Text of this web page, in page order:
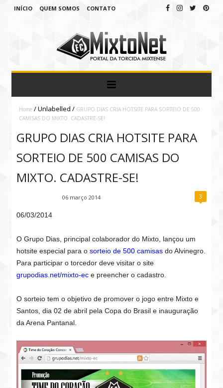
INÍCIO QUEM SOMOS CONTATO
Home /Unlabelled/ GRUPO DIAS CRIA HOTSITE PARA SORTEIO DE 500
CAMISAS DO MIXTO. CADASTRE-SE!
GRUPO DIAS CRIA HOTSITE PARA
SORTEIO DE 500 CAMISAS DO
MIXTO. CADASTRE-SE!
06 março 2014 3
06/03/2014
O Grupo Dias, principal colaborador do Mixto, lançou um
hotsite especial para osorteio de 500 camisas do Alvinegro.
Para participar o torcedor deve visitar o site
grupodias.net/mixto-ec e preencher o cadastro.
O sorteio tem o objetivo de promover o jogo entre Mixto e
Santos, dia 02 de abril pela Copa do Brasil e inauguração
da Arena Pantanal.